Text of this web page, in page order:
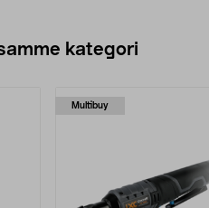
kategori
Multibuy